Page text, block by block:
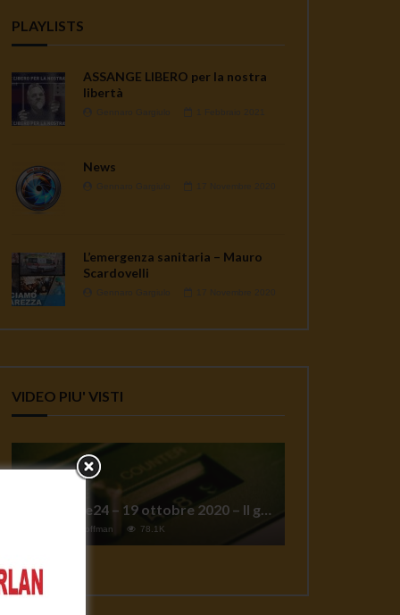
PLAYLISTS
ASSANGE LIBERO per la nostra
libertà
News
L’emergenza sanitaria – Mauro
Scardovelli
VIDEO PIU' VISTI
TgSole24 – 19 ottobre 2020 – Il grande reset
Jeff Hoffman 78.1K